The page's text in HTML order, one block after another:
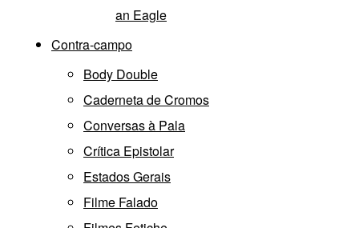
an Eagle
Contra-campo
Body Double
Caderneta de Cromos
Conversas à Pala
Crítica Epistolar
Estados Gerais
Filme Falado